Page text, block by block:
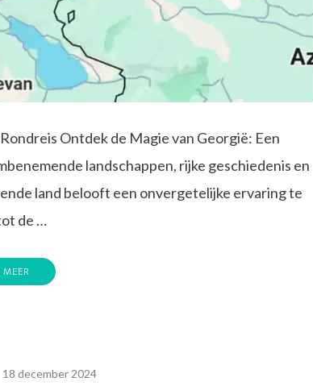
Ontdek de Magie van Georgië: Een
landschappen, rijke geschiedenis en
land belooft een onvergetelijke ervaring te
de …
18 december 2024